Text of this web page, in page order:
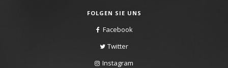
FOLGEN SIE UNS
Facebook
Twitter
Instagram